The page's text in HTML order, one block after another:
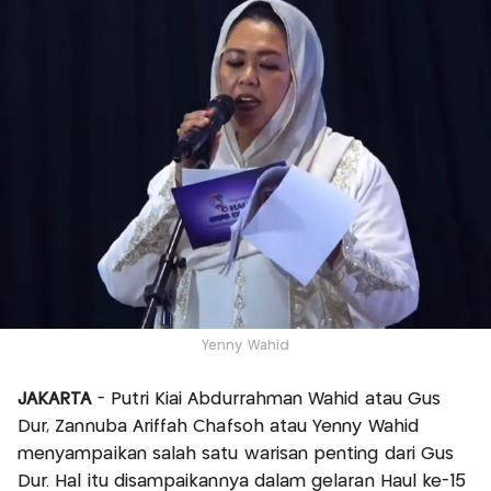
Yenny Wahid
JAKARTA- Putri Kiai Abdurrahman Wahid atau Gus
Dur, Zannuba Ariffah Chafsoh atau Yenny Wahid
menyampaikan salah satu warisan penting dari Gus
Dur. Hal itu disampaikannya dalam gelaran Haul ke-15